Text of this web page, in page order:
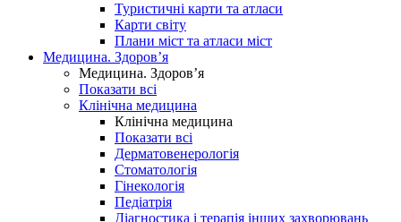
Туристичні карти та атласи
Карти світу
Плани міст та атласи міст
Медицина. Здоров’я
Медицина. Здоров’я
Показати всі
Клінічна медицина
Клінічна медицина
Показати всі
Дерматовенерологія
Стоматологія
Гінекологія
Педіатрія
Діагностика і терапія інших захворювань